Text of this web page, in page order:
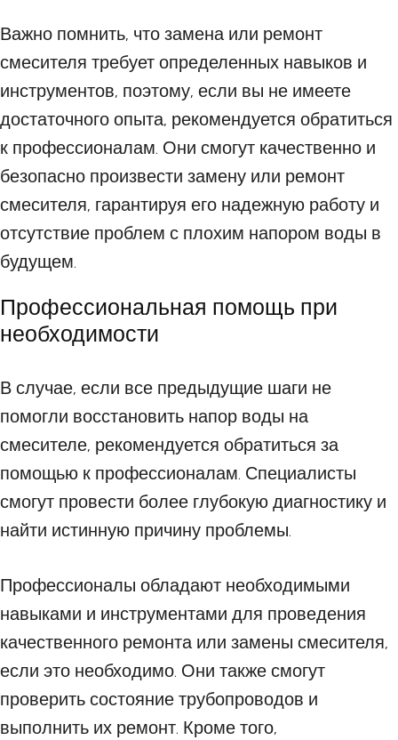
Важно помнить, что замена или ремонт
смесителя требует определенных навыков и
инструментов, поэтому, если вы не имеете
достаточного опыта, рекомендуется обратиться
к профессионалам. Они смогут качественно и
безопасно произвести замену или ремонт
смесителя, гарантируя его надежную работу и
отсутствие проблем с плохим напором воды в
будущем.
Профессиональная помощь при
необходимости
В случае, если все предыдущие шаги не
помогли восстановить напор воды на
смесителе, рекомендуется обратиться за
помощью к профессионалам. Специалисты
смогут провести более глубокую диагностику и
найти истинную причину проблемы.
Профессионалы обладают необходимыми
навыками и инструментами для проведения
качественного ремонта или замены смесителя,
если это необходимо. Они также смогут
проверить состояние трубопроводов и
выполнить их ремонт. Кроме того,